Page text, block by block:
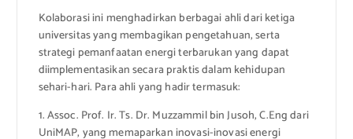
Kolaborasi ini menghadirkan berbagai ahli dari ketiga
universitas yang membagikan pengetahuan, serta
strategi pemanfaatan energi terbarukan yang dapat
diimplementasikan secara praktis dalam kehidupan
sehari-hari. Para ahli yang hadir termasuk:
1. Assoc. Prof. Ir. Ts. Dr. Muzzammil bin Jusoh, C.Eng dari
UniMAP, yang memaparkan inovasi-inovasi energi